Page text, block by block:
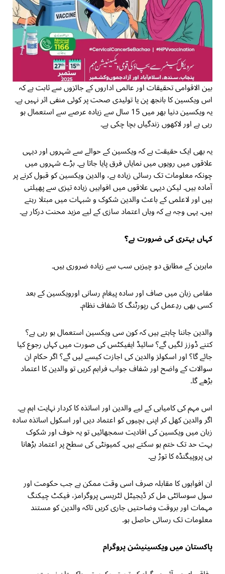
بین الاقوامی تحقیقات اور عالمی اداروں کے جائزوں سے ثابت ہے کہ
اس ویکسین کا بانجھ پن یا تولیدی صحت پر کوئی منفی اثر نہیں ہے۔
یہ ویکسین دنیا بھر میں 15 سال سے زیادہ عرصے سے استعمال ہو
رہی ہے اور لاکھوں زندگیاں بچا چکی ہے۔
یہ بھی ایک حقیقت ہے کہ ویکسین کے حوالے سے شہروں اور دیہی
علاقوں میں رویوں میں نمایاں فرق پایا جاتا ہے۔ بڑے شہروں میں
چونکہ معلومات تک رسائی زیادہ ہے، والدین ویکسین کو قبول کرنے پر
آمادہ ہیں۔ لیکن دیہی علاقوں میں افواہیں زیادہ تیزی سے پھیلتی
ہیں اور لاعلمی کے باعث والدین شکوک و شبہات میں مبتلا رہتے
ہیں۔ یہی وجہ ہے کہ وہاں اعتماد سازی کے لیے مزید محنت درکار ہے۔
کہاں بہتری کی ضرورت ہے؟
ماہرین کے مطابق دو چیزیں سب سے زیادہ ضروری ہیں۔
مقامی زبان میں صاف اور سادہ پیغام رسانی اورویکسین کے بعد
کسی بھی ردِعمل کی رپورٹنگ کا شفاف نظام۔
والدین جاننا چاہتے ہیں کہ کون سی ویکسین استعمال ہو رہی ہے؟
کتنے ڈوزز لگیں گے؟ سائیڈ ایفیکٹس کی صورت میں کہاں رجوع کیا
جائے گا؟ اور اسکولز والدین کی اجازت کیسے لیں گے؟ اگر حکام ان
سوالات کے واضح اور شفاف جواب فراہم کریں تو والدین کا اعتماد
بڑھے گا۔
اس مہم کی کامیابی کے لیے والدین اور اساتذہ کا کردار نہایت اہم ہے۔
اگر والدین کھل کر اپنی بچیوں کو اعتماد دیں اور اسکول اساتذہ سادہ
زبان میں ویکسین کی افادیت سمجھائیں تو یہ خوف اور شکوک
بہت حد تک ختم ہو سکتے ہیں۔ کمیونٹی کی سطح پر اعتماد بڑھانا
ہی پروپیگنڈہ کا توڑ ہے۔
ان افواہوں کا مقابلہ صرف اسی وقت ممکن ہے جب حکومت اور
سول سوسائٹی مل کر ڈیجیٹل لٹریسی پروگرامز، فیکٹ چیکنگ
مہمات اور بروقت وضاحتیں جاری کریں تاکہ والدین کو مستند
معلومات تک رسائی حاصل ہو۔
پاکستان میں ویکسینیشن پروگرام